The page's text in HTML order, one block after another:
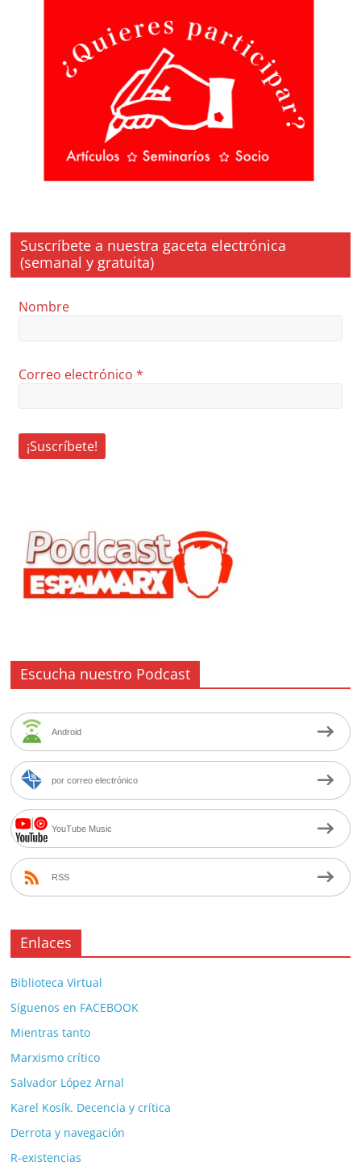
Suscríbete a nuestra gaceta electrónica
(semanal y gratuita)
Nombre
Correo electrónico*
Escucha nuestro Podcast
Android
por correo electrónico
YouTube Music
RSS
Enlaces
Biblioteca Virtual
Síguenos en FACEBOOK
Mientras tanto
Marxismo crítico
Salvador López Arnal
Karel Kosík. Decencia y crítica
Derrota y navegación
R-existencias